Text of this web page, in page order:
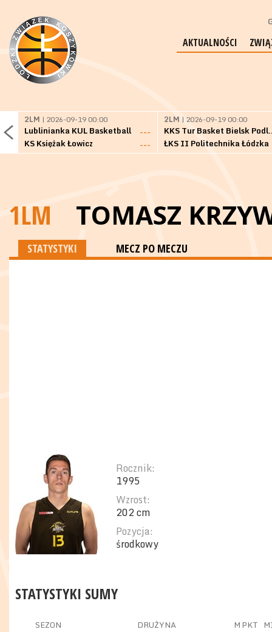
AKTUALNOŚCI
2LM | 2026-09-19 00:00
Lublinianka KUL Basketball
---
KS Księżak Łowicz
---
2LM | 2026-09-19 00:00
KKS Tur
ŁKS II Politechnika Łódzka
1LM TOMASZ
STATYSTYKI MECZ PO MECZU
Rocznik:
1995
Wzrost:
202 cm
Pozycja:
środkowy
STATYSTYKI SUMY
SEZON DRUŻYNA MPKT